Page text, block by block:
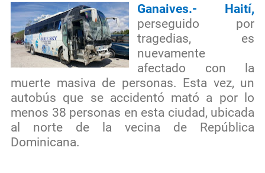
Ganaives.- Haití,
perseguido por
tragedias, es
nuevamente
afectado con la
muerte masiva de personas. Esta vez, un
autobús que se accidentó mató a por lo
menos 38 personas en esta ciudad, ubicada
al norte de la vecina de República
Dominicana.